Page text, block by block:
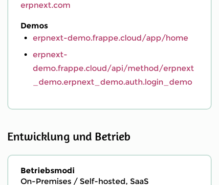
erpnext.com
Demos
erpnext-demo.frappe.cloud/app/home
erpnext-
demo.frappe.cloud/api/method/erpnext
_demo.erpnext_demo.auth.login_demo
Entwicklung und Betrieb
Betriebsmodi
On-Premises / Self-hosted, SaaS